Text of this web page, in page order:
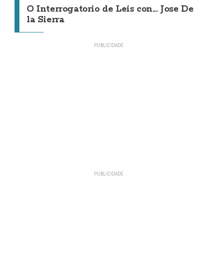
O Interrogatorio de Leis con... Jose De
la Sierra